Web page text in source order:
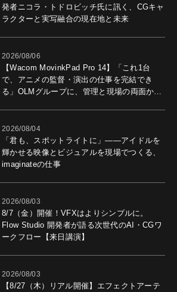
発者ニコラ・トドロビッチ氏に訊く、CGキャ
ラクターと実写融合の現在地と未来
2026/08/06
【Wacom MovinkPad Pro 14】「これ1台
で、アニメの監督・演出の仕事を完結でき
る」OLMグループに、管理と現場の両面から
2026/08/04
「君も、スポットライトに」――アイドルを
輝かせる映像とビジュアルを現場でつくる、
imaginateの仕事
2026/08/03
8/7（金）開催！VFXはよりシンプルに。
Flow Studio 開発者が語る次世代のAI・CGワ
ークフロー【来日講演】
2026/08/03
【8/27（木）リアル開催】エフェクトアーテ